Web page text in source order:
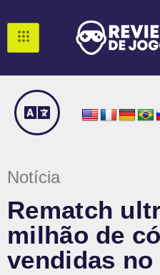
Notícia
Rematch
milhão de
vendidas